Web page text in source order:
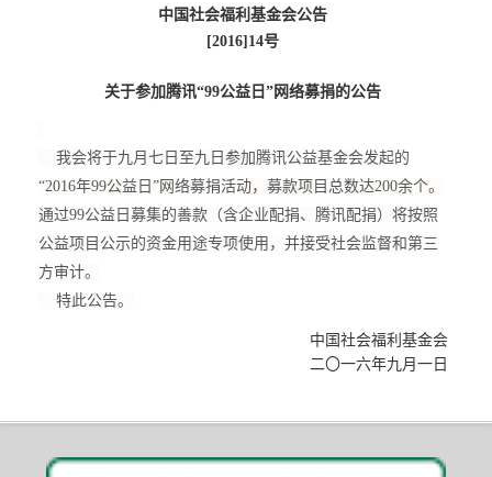
中国社会福利基金会公告
[2016]14号
关于参加腾讯“99公益日”网络募捐的公告
我会将于九月七日至九日参加腾讯公益基金会发起的
“2016年99公益日”网络募捐活动，募款项目总数达200余个。
通过99公益日募集的善款（含企业配捐、腾讯配捐）将按照
公益项目公示的资金用途专项使用，并接受社会监督和第三
方审计。
特此公告。
中国社会福利基金会
二〇一六年九月一日